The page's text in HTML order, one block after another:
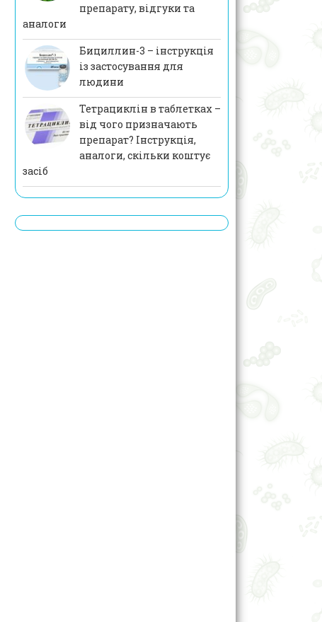
препарату, відгуки та
аналоги
Бициллин-3 – інструкція
із застосування для
людини
Тетрациклін в таблетках –
від чого призначають
препарат? Інструкція,
аналоги, скільки коштує
засіб